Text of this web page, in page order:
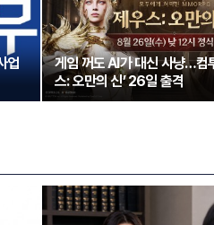
업
게임 꺼도 AI가 대신 사냥…컴
스: 오만의 신’ 26일 출격